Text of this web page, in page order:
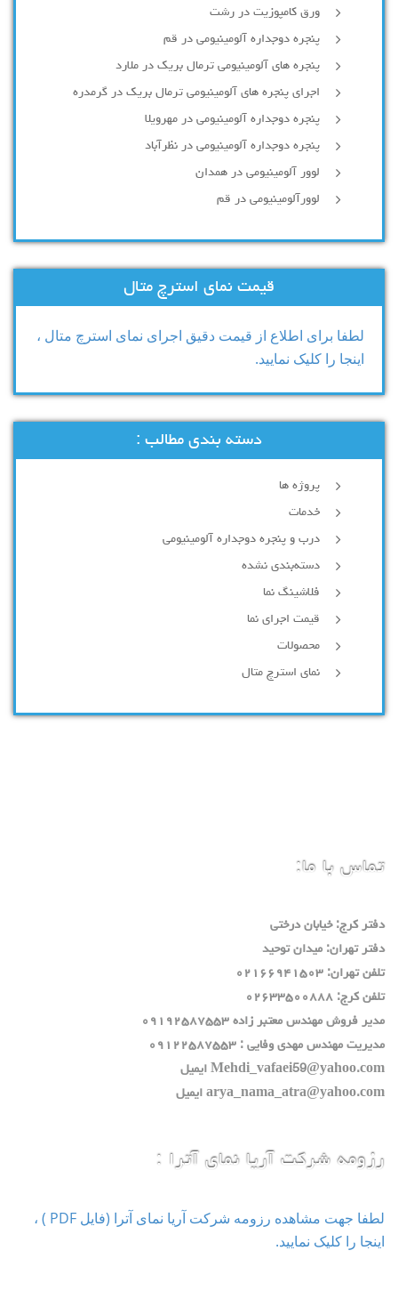
ورق کامپوزیت در رشت
پنجره دوجداره آلومينيومی در قم
پنجره های آلومینیومی ترمال بریک در ملارد
اجرای پنجره های آلومینیومی ترمال بریک در گرمدره
پنجره دوجداره آلومینیومی در مهرویلا
پنجره دوجداره آلومینیومی در نظرآباد
لوور آلومینیومی در همدان
لوورآلومینیومی در قم
قیمت نمای استرچ متال
لطفا برای اطلاع از قیمت دقیق اجرای نمای استرچ متال ،
اینجا را کلیک نمایید.
دسته بندی مطالب :
پروژه ها
خدمات
درب و پنجره دوجداره آلومینیومی
دسته‌بندی نشده
فلاشینگ نما
قیمت اجرای نما
محصولات
نمای استرچ متال
تماس با ما:
دفتر كرج: خيابان درختي
دفتر تهران: ميدان توحيد
تلفن تهران: ٠٢١٦٦٩٤١٥٠٣
تلفن كرج: ٠٢٦٣٣٥٠٠٨٨٨
مدير فروش مهندس معتبر زاده ٠٩١٩٢٥٨٧٥٥٣
مديريت مهندس مهدي وفايي : ٠٩١٢٢٥٨٧٥٥٣
Mehdi_vafaei59@yahoo.com ايميل
arya_nama_atra@yahoo.com ايميل
رزومه شرکت آریا نمای آترا :
لطفا جهت مشاهده رزومه شرکت آریا نمای آترا (فایل PDF ) ،
اینجا را کلیک نمایید.